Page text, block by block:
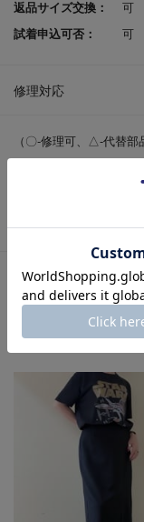
返品サイズ交換：
可
試着申込可否：
可
修理対応
（〇-修理可、△-代替部